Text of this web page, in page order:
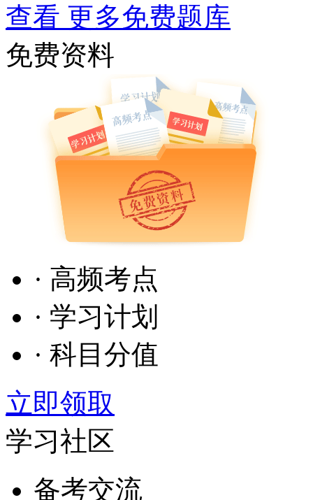
查看 更多免费题库
免费资料
· 高频考点
· 学习计划
· 科目分值
立即领取
学习社区
备考交流